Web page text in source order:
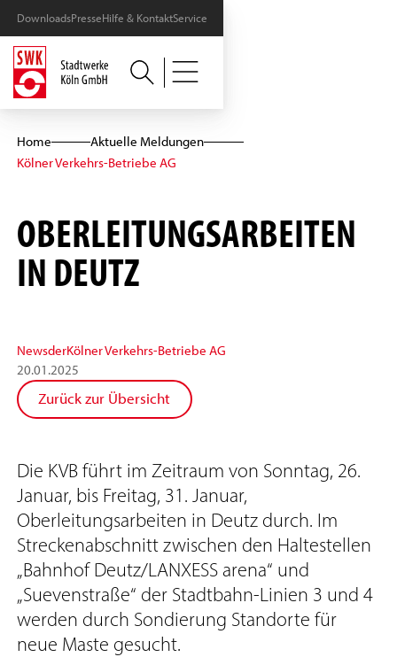
DownloadsPresseHilfe & KontaktService
Home
Aktuelle Meldungen
Kölner Verkehrs-Betriebe AG
OBERLEITUNGSARBEITEN
IN DEUTZ
NewsderKölner Verkehrs-Betriebe AG
20.01 .2025
Zurück zur Übersicht
Die KVB führt im Zeitraum von Sonntag, 26.
Januar, bis Freitag, 31. Januar,
Oberleitungsarbeiten in Deutz durch. Im
Streckenabschnitt zwischen den Haltestellen
„Bahnhof Deutz/LANXESS arena“ und
„Suevenstraße“ der Stadtbahn-Linien 3 und 4
werden durch Sondierung Standorte für
neue Maste gesucht.